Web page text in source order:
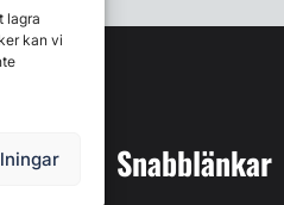
lagra
kan vi
Snabblänkar